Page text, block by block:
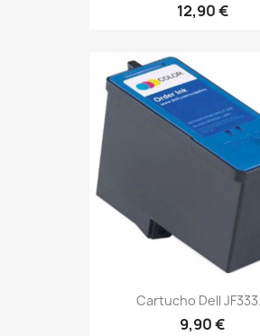
12,90 €
Cartucho Dell
9,90 €